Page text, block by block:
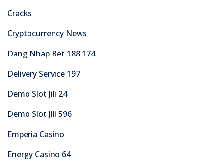
Cracks
Cryptocurrency News
Dang Nhap Bet 188 174
Delivery Service 197
Demo Slot Jili 24
Demo Slot Jili 596
Emperia Casino
Energy Casino 64